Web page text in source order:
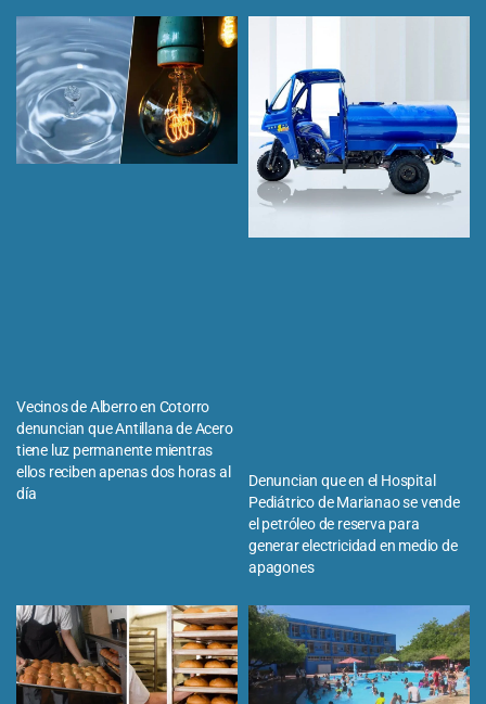
Vecinos de Alberro en Cotorro
denuncian que Antillana de Acero
tiene luz permanente mientras
ellos reciben apenas dos horas al
día
Denuncian que en el Hospital
Pediátrico de Marianao se vende
el petróleo de reserva para
generar electricidad en medio de
apagones